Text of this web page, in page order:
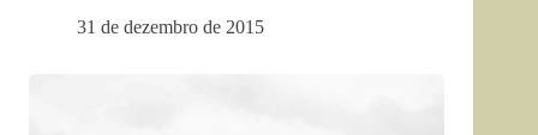
31 de dezembro de 2015